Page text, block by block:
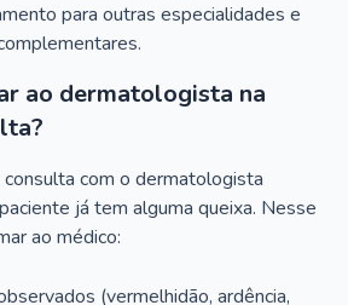
para outras especialidades e
ao dermatologista na
consulta com o dermatologista
já tem alguma queixa. Nesse
ao médico:
(vermelhidão, ardência,